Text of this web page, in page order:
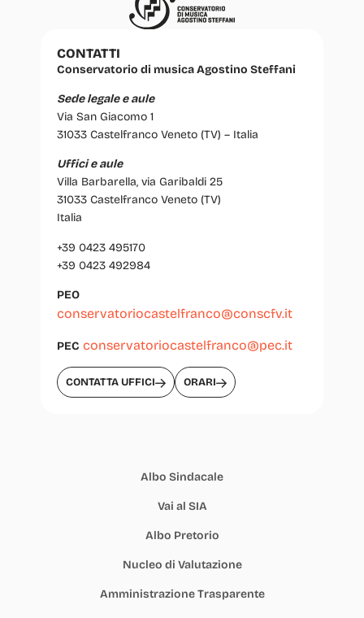
CONTATTI
Conservatorio di musica Agostino Steffani
Sede legale e aule
Via San Giacomo 1
31033 Castelfranco Veneto (TV) – Italia
Uffici e aule
Villa Barbarella, via Garibaldi 25
31033 Castelfranco Veneto (TV)
Italia
+39 0423 495170
+39 0423 492984
PEO
conservatoriocastelfranco@conscfv.it
PEC conservatoriocastelfranco@pec.it
CONTATTA UFFICI ORARI
Albo Sindacale
Vai al SIA
Albo Pretorio
Nucleo di Valutazione
Amministrazione Trasparente